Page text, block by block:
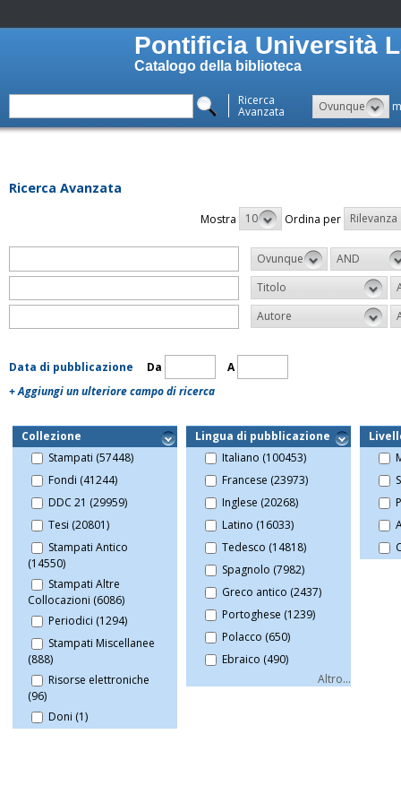
Pontificia Università
Catalogo della biblioteca
Ricerca
Avanzata Ovunque
Ricerca Avanzata
Mostra 10 Ordina per Rilevanza
Ovunque
AND
Titolo
Autore
Data di pubblicazione Da
A
+ Aggiungi un ulteriore campo di ricerca
Collezione
Stampati (57448)
Fondi (41244)
DDC 21 (29959)
Tesi (20801)
Stampati Antico
(14550)
Stampati Altre
Collocazioni (6086)
Periodici (1294)
Stampati Miscellanee
(888)
Risorse elettroniche
(96)
Doni (1)
Lingua di pubblicazione
Italiano (100453)
Francese (23973)
Inglese (20268)
Latino (16033)
Tedesco (14818)
Spagnolo (7982)
Greco antico (2437)
Portoghese (1239)
Polacco (650)
Ebraico (490)
Altro...